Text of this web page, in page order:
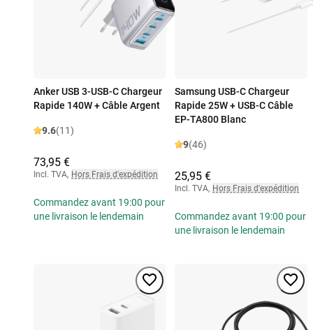
Anker USB 3-USB-C Chargeur
Rapide 140W + Câble Argent
9.6(11)
73,95 €
Incl. TVA, Hors Frais d'expédition
Commandez avant 19:00 pour
une livraison le lendemain
Samsung USB-C Chargeur
Rapide 25W + USB-C Câble
EP-TA800 Blanc
9(46)
25,95 €
Incl. TVA, Hors Frais d'expédition
Commandez avant 19:00 pour
une livraison le lendemain